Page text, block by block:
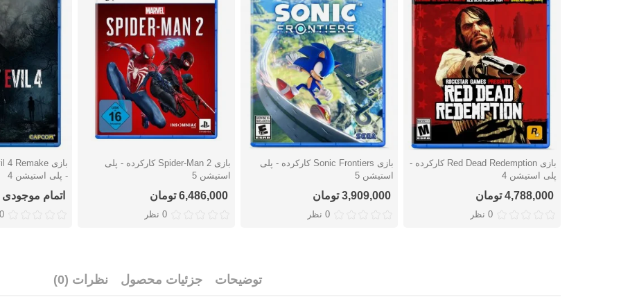
دوست داشتن
بازی Red Dead Redemption کارکرده -
پلی استیشن 4
4,788,000 تومان
0 نظر
دوست داشتن بازی Sonic Frontiers کارکرده - پلی
استیشن 5
3,909,000 تومان
0 نظر
دوست داشتنبازی Spider-Man 2 کارکرده - پلی
استیشن 5
6,486,000 تومان
0 نظر
دوست
- پلی استیشن 4
اتمام موجودی
0 نظر
توضیحات جزئیات محصول نظرات (0)